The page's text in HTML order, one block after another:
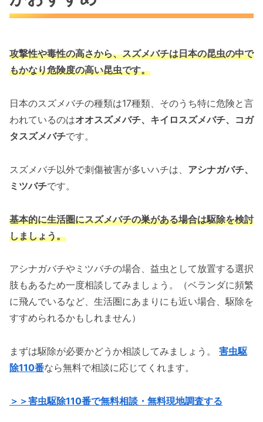
攻撃性や毒性の高さから、スズメバチは日本の昆虫の中で
もかなり危険度の高い昆虫です。
日本のスズメバチの種類は17種類、そのうち特に危険と言
われているのはオオスズメバチ、キイロスズメバチ、コガ
タスズメバチです。
スズメバチ以外で刺傷被害が多いハチは、 アシナガバチ、
ミツバチです。
基本的に生活圏にスズメバチの巣がある場合は駆除を検討
しましょう。
アシナガバチやミツバチの場合、益虫として放置する選択
肢もあるため一度相談してみましょう。（ベランダに頻繁
に飛んでいるなど、生活圏にあまりにも近い場合、駆除を
すすめられるかもしれません）
まずは駆除が必要かどうか相談してみましょう。 害虫駆
除110番なら無料で相談に応じてくれます。
＞＞害虫駆除110番で無料相談・無料現地調査する